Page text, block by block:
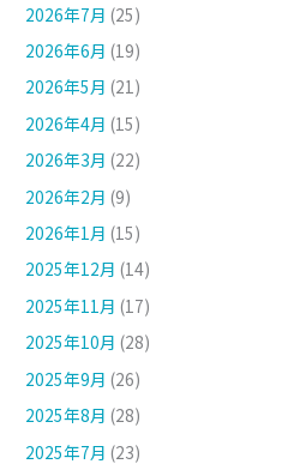
2026年7月 (25)
2026年6月 (19)
2026年5月 (21)
2026年4月 (15)
2026年3月 (22)
2026年2月 (9)
2026年1月 (15)
2025年12月 (14)
2025年11月 (17)
2025年10月 (28)
2025年9月 (26)
2025年8月 (28)
2025年7月 (23)